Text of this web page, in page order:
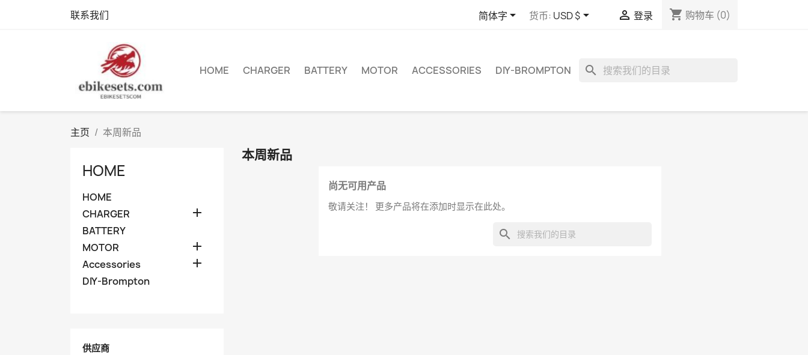
联系我们 简体字 货币: USD $  登录 shopping_cart 购物车 (0)
HOME CHARGER BATTERY MOTOR ACCESSORIES DIY-BROMPTON search
主页 本周新品
HOME
HOME
CHARGER

BATTERY
MOTOR

Accessories 
DIY-Brompton
供应商
本周新品
尚无可用产品
敬请关注！ 更多产品将在添加时显示在此处。
search